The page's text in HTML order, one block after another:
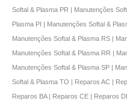
Softal & Plasma PR | Manutenções
Plasma PI | Manutenções Softal &
Manutenções Softal & Plasma RS |
Manutenções Softal & Plasma RR |
Manutenções Softal & Plasma SP |
Softal & Plasma TO | Reparos AC |
Reparos BA | Reparos CE | Reparos